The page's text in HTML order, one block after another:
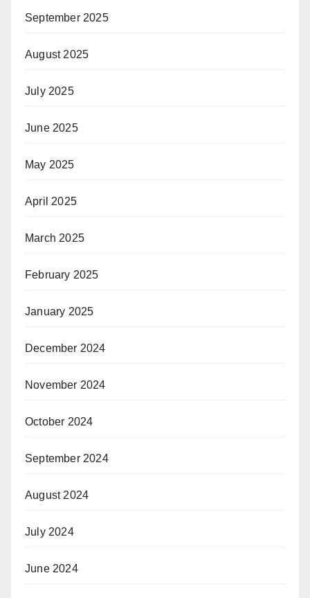
September 2025
August 2025
July 2025
June 2025
May 2025
April 2025
March 2025
February 2025
January 2025
December 2024
November 2024
October 2024
September 2024
August 2024
July 2024
June 2024